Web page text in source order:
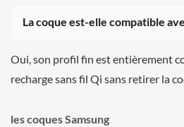
La coque est-elle compatible
Oui, son profil fin est entièrement
recharge sans fil Qi sans retirer la
les coques Samsung